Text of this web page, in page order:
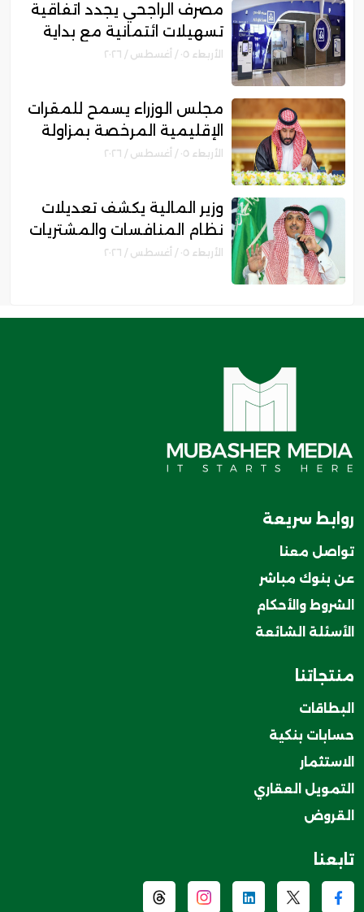
مصرف الراجحي يجدد اتفاقية
تسهيلات ائتمانية مع بداية
الأربعاء ٠٥ / أغسطس / ٢٠٢٦
مجلس الوزراء يسمح للمقرات
الإقليمية المرخصة بمزاولة
الأنشطة المالية عابرة الحدود
الأربعاء ٠٥ / أغسطس / ٢٠٢٦
وزير المالية يكشف تعديلات
نظام المنافسات والمشتريات
الحكومية الجديد
الأربعاء ٠٥ / أغسطس / ٢٠٢٦
روابط سريعة
تواصل معنا
عن بنوك مباشر
الشروط والأحكام
الأسئلة الشائعة
منتجاتنا
البطاقات
حسابات بنكية
الاستثمار
التمويل العقاري
القروض
تابعنا